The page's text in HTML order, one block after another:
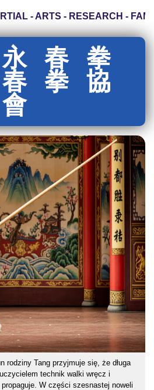
- ARTS - RESEARCH - FAMILY
春拳
拳協
會
rodziny Tang przyjmuje się, że długa
technik walki wręcz i
W części szesnastej noweli